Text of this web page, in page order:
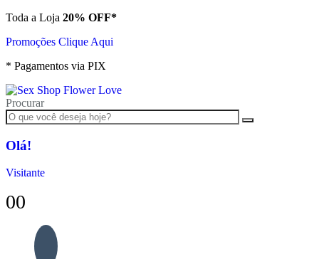
Toda a Loja 20% OFF*
Promoções Clique Aqui
* Pagamentos via PIX
Procurar
Olá!
Visitante
00